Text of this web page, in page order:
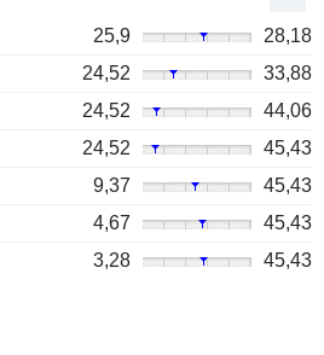
25,9
28,18
24,52
33,88
24,52
44,06
24,52
45,43
9,37
45,43
4,67
45,43
3,28 45,43